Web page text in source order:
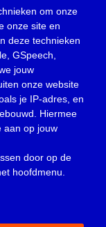
om onze
onze site en
deze technieken
GSpeech,
jouw
onze website
je IP-adres, en
Hiermee
aan op jouw
door op de
hoofdmenu.